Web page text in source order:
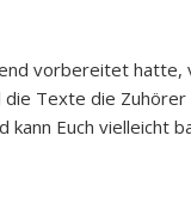
vorbereitet hatte,
Texte die
Euch vielleicht